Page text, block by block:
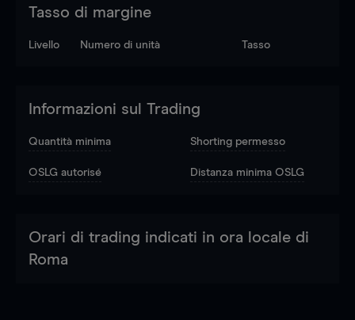
Tasso di margine
Livello Numero di unità Tasso
Informazioni sul Trading
Quantità minima Shorting permesso
OSLG autorisé Distanza minima OSLG
Orari di trading indicati in ora locale di
Roma